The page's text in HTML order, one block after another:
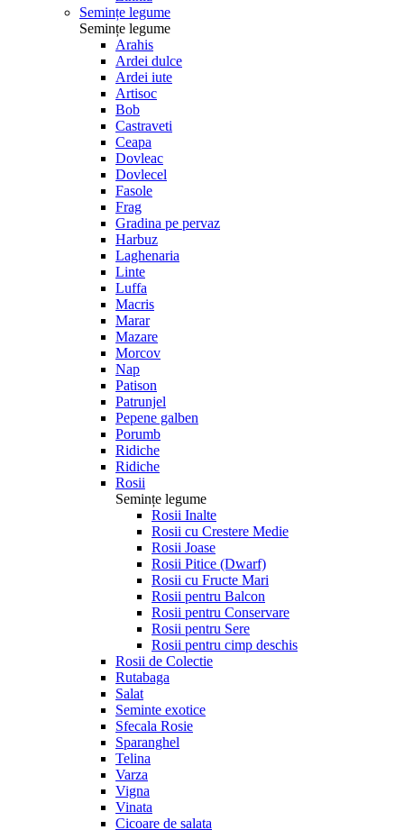
Semințe legume
Semințe legume
Arahis
Ardei dulce
Ardei iute
Artisoc
Bob
Castraveti
Ceapa
Dovleac
Dovlecel
Fasole
Frag
Gradina pe pervaz
Harbuz
Laghenaria
Linte
Luffa
Macris
Marar
Mazare
Morcov
Nap
Patison
Patrunjel
Pepene galben
Porumb
Ridiche
Ridiche
Rosii
Semințe legume
Rosii Inalte
Rosii cu Crestere Medie
Rosii Joase
Rosii Pitice (Dwarf)
Rosii cu Fructe Mari
Rosii pentru Balcon
Rosii pentru Conservare
Rosii pentru Sere
Rosii pentru cimp deschis
Rosii de Colectie
Rutabaga
Salat
Seminte exotice
Sfecala Rosie
Sparanghel
Telina
Varza
Vigna
Vinata
Сicoare de salata